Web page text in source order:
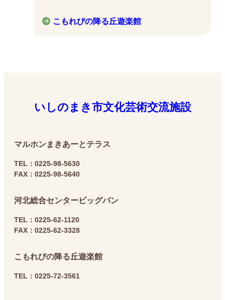
こもれびの降る丘遊楽館
いしのまき市文化芸術交流施設
マルホンまきあーとテラス
TEL：0225-98-5630
FAX：0225-98-5640
河北総合センタービッグバン
TEL：0225-62-1120
FAX：0225-62-3328
こもれびの降る丘遊楽館
TEL：0225-72-3561